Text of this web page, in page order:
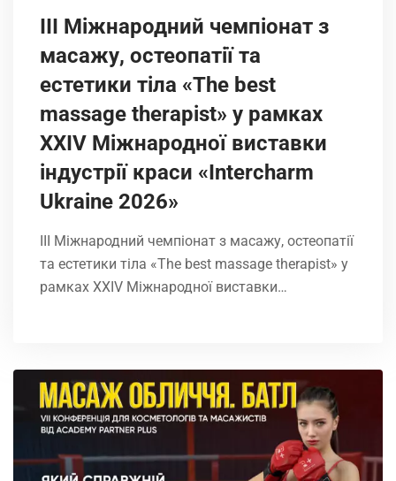
ІIІ Міжнародний чемпіонат з
масажу, остеопатії та
естетики тіла «The best
massage therapist» у рамках
XXIV Міжнародної виставки
індустрії краси «Intercharm
Ukrainе 2026»
ІIІ Міжнародний чемпіонат з масажу, остеопатії
та естетики тіла «The best massage therapist» у
рамках XXIV Міжнародної виставки…